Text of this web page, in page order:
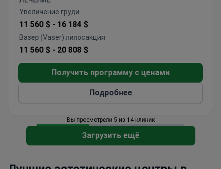
Доступны индивидуальные программы
лечения для специализированных
косметических процедур
Аккредитованное учреждение с полной
стационарной поддержкой для хирургических
пациентов
Увеличение груди
11 560 $ - 16 184 $
Вазер (Vaser) липосакция
11 560 $ - 20 808 $
Получить программу с ценами
Подробнее
Вы просмотрели 5 из 14 клиник
Загрузить ещё